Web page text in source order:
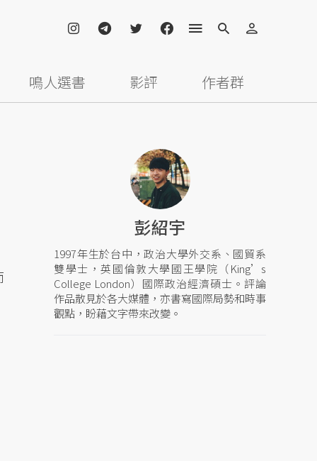
鳴人選書 影評 作者群
彭紹宇
1997年生於台中，政治大學外交系、國貿系
雙學士，英國倫敦大學國王學院（King’s
College London）國際政治經濟碩士。評論
作品散見於各大媒體，亦書寫國際局勢和時事
觀點，盼藉文字帶來改變。